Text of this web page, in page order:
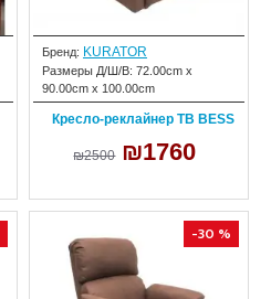
Бренд: KURATOR
Размеры Д/Ш/В: 72.00cm x
90.00cm x 100.00cm
Кресло-реклайнер ТВ BESS
₪2500 ₪1760
-30 %